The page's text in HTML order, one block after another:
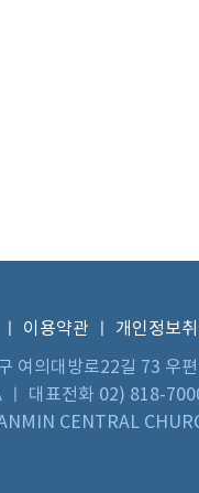
이용약관 개인정보
여의대방로22길 73 우
ㅣ 대표전화 02) 818-
CENTRAL